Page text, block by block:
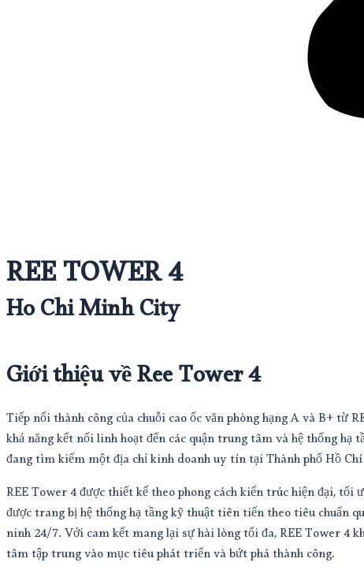
REE TOWER 4
Ho Chi Minh City
Giới thiệu về Ree Tower 4
Tiếp nối thành công của chuỗi cao ốc văn phòng hạng A và B+ từ
khả năng kết nối linh hoạt đến các quận trung tâm và hệ thống
đang tìm kiếm một địa chỉ kinh doanh uy tín tại Thành phố Hồ
REE Tower 4 được thiết kế theo phong cách kiến trúc hiện đại,
được trang bị hệ thống hạ tầng kỹ thuật tiên tiến theo tiêu chuẩn
ninh 24/7. Với cam kết mang lại sự hài lòng tối đa, REE Tower 4
tâm tập trung vào mục tiêu phát triển và bứt phá thành công.